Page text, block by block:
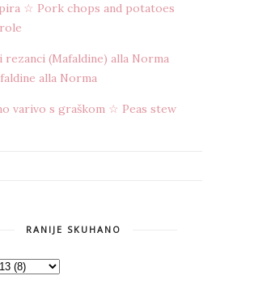
☆ Pork chops and potatoes
rezanci (Mafaldine) alla Norma
alla Norma
varivo s graškom ☆ Peas stew
RANIJE SKUHANO